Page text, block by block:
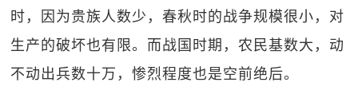
时，因为贵族人数少，春秋时的战争规模很小，对
生产的破坏也有限。而战国时期，农民基数大，动
不动出兵数十万，惨烈程度也是空前绝后。